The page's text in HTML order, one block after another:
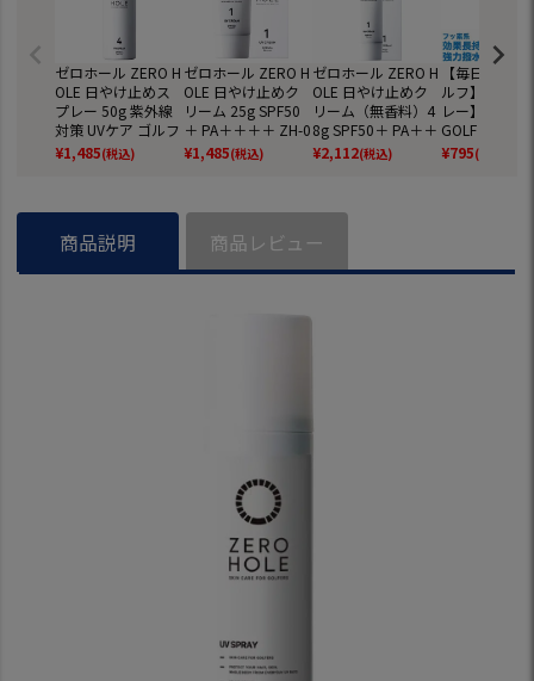
ゼロホール ZERO H
OLE 日やけ止めス
プレー 50g 紫外線
対策 UVケア ゴルフ
¥1,485(税込)
ゼロホール ZERO H
OLE 日やけ止めク
リーム 25g SPF50
＋ PA＋＋＋＋ ZH-0
02 日焼け止め 顔・
からだ用 UVケア
¥1,485(税込)
ゼロホール ZERO H
OLE 日やけ止めク
リーム（無香料）4
8g SPF50＋ PA＋＋
＋＋ ZH-002 (日焼
け止め 顔・からだ
¥2,112(税込)
【毎日発送】
ルフ】【防水
レー】ライト
GOLF 防水ス
X-318 【雨対
¥795(税込)
商品説明 商品レビュー